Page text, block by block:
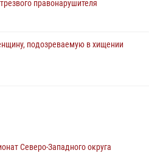
правонарушителя
подозреваемую в хищении
Северо-Западного округа